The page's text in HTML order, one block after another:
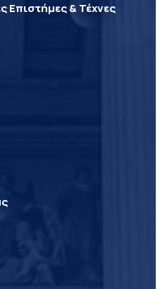
Επιστήμες & Τέχνες